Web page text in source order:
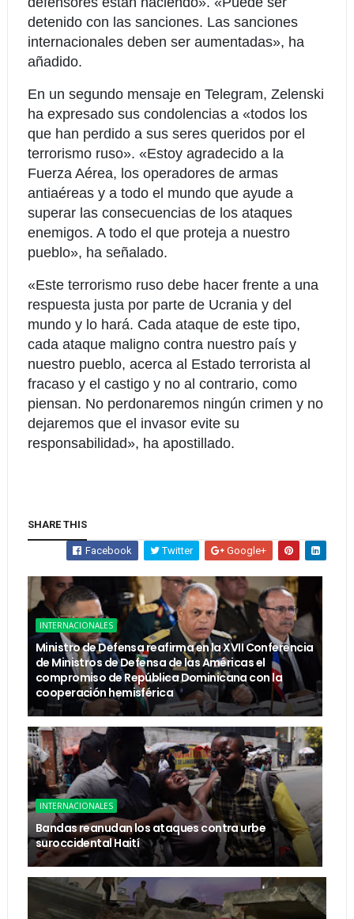
detenido con las sanciones. Las sanciones
internacionales deben ser aumentadas», ha
añadido.
En un segundo mensaje en Telegram, Zelenski
ha expresado sus condolencias a «todos los
que han perdido a sus seres queridos por el
terrorismo ruso». «Estoy agradecido a la
Fuerza Aérea, los operadores de armas
antiaéreas y a todo el mundo que ayude a
superar las consecuencias de los ataques
enemigos. A todo el que proteja a nuestro
pueblo», ha señalado.
«Este terrorismo ruso debe hacer frente a una
respuesta justa por parte de Ucrania y del
mundo y lo hará. Cada ataque de este tipo,
cada ataque maligno contra nuestro país y
nuestro pueblo, acerca al Estado terrorista al
fracaso y el castigo y no al contrario, como
piensan. No perdonaremos ningún crimen y no
dejaremos que el invasor evite su
responsabilidad», ha apostillado.
SHARE THIS
Facebook Twitter Google+
INTERNACIONALES
Ministro de Defensa reafirma en la XVII Conferencia
de Ministros de Defensa de las Américas el
compromiso de República Dominicana con la
cooperación hemisférica
INTERNACIONALES
Bandas reanudan los ataques contra urbe
suroccidental Haití